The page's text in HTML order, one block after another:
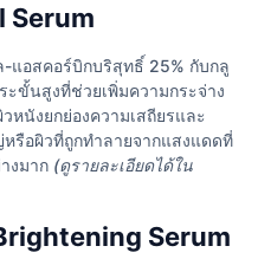
Serum
แอสคอร์บิกบริสุทธิ์ 25% กับกลู
ขั้นสูงที่ช่วยเพิ่มความกระจ่าง
หนังยกย่องความเสถียรและ
รือผิวที่ถูกทําลายจากแสงแดดที่
งมาก (ดูรายละเอียดได้ใน
Serum